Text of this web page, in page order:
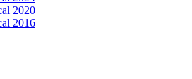
2020
2016